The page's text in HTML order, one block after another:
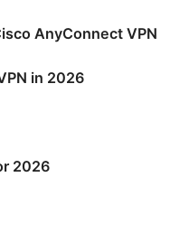
AnyConnect VPN
in 2026
2026